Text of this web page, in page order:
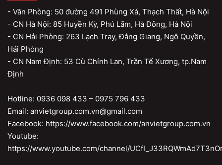
- Văn Phòng: 50 đường 491 Phùng Xá, Thạch Thất, Hà Nội
- CN Hà Nội: 85 Huyền Kỳ, Phú Lãm, Hà Đông, Hà Nội
- CN Hải Phòng: 263 Lạch Tray, Đằng Giang, Ngô Quyền,
Hải Phòng
- CN Nam Định: 53 Cù Chính Lan, Trần Tế Xương, tp.Nam
Định
Hotline: 0936 098 433 – 0975 796 433
Email: anvietgroup.com.vn@gmail.com
Facebook: https://www.facebook.com/anvietgroup.com.vn
Youtube:
https://www.youtube.com/channel/